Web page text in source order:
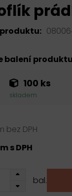
balení produktu
100 ks
skladem
bez DPH
s DPH
bal.